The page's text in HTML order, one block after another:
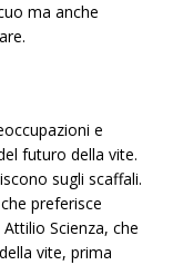
ma anche
e
futuro della vite.
sugli scaffali.
preferisce
Scienza, che
vite, prima